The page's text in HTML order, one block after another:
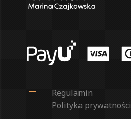
Regulamin
Polityka prywatności